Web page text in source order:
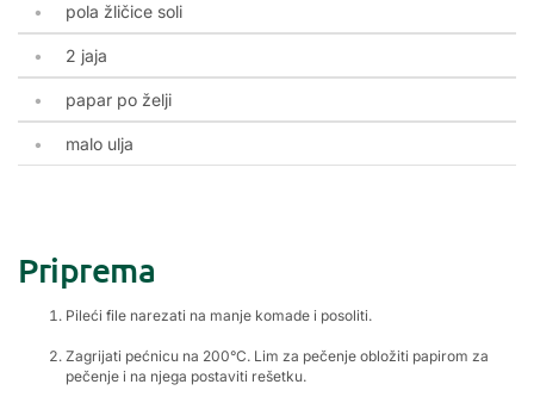
pola žličice soli
2 jaja
papar po želji
malo ulja
Priprema
Pileći file narezati na manje komade i posoliti.
Zagrijati pećnicu na 200°C. Lim za pečenje obložiti papirom za
pečenje i na njega postaviti rešetku.